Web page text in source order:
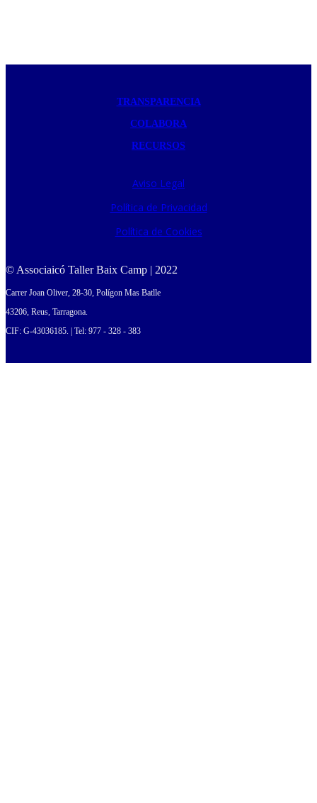
TRANSPARENCIA
COLABORA
RECURSOS
Aviso Legal
Política de Privacidad
Política de Cookies
© Associaicó Taller Baix Camp | 2022
Carrer Joan Oliver, 28-30, Polígon Mas Batlle
43206, Reus, Tarragona.
CIF: G-43036185. | Tel: 977 - 328 - 383